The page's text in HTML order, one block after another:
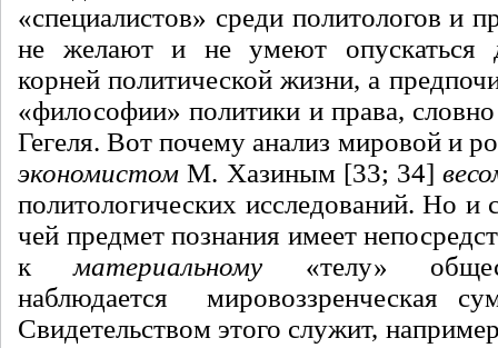
«специалистов» среди политологов и
не желают и не умеют опускаться
корней политической жизни, а
«философии» политики и права, словно
Гегеля. Вот почему анализ мировой и
экономистом М. Хазиным [33; 34]
политологических исследований. Но и
чей предмет познания имеет
кматериальному «телу»
наблюдается мировоззренческая
Свидетельством этого служит,